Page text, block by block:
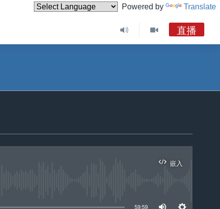
Powered by Translate
直播
嵌入
59:59